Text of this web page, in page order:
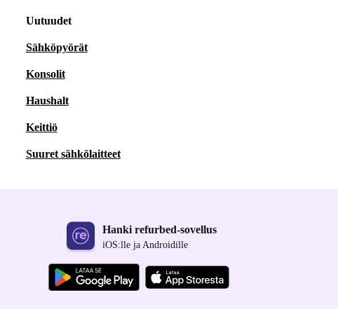
Uutuudet
Sähköpyörät
Konsolit
Haushalt
Keittiö
Suuret sähkölaitteet
Hanki refurbed-sovellus
iOS:lle ja Androidille